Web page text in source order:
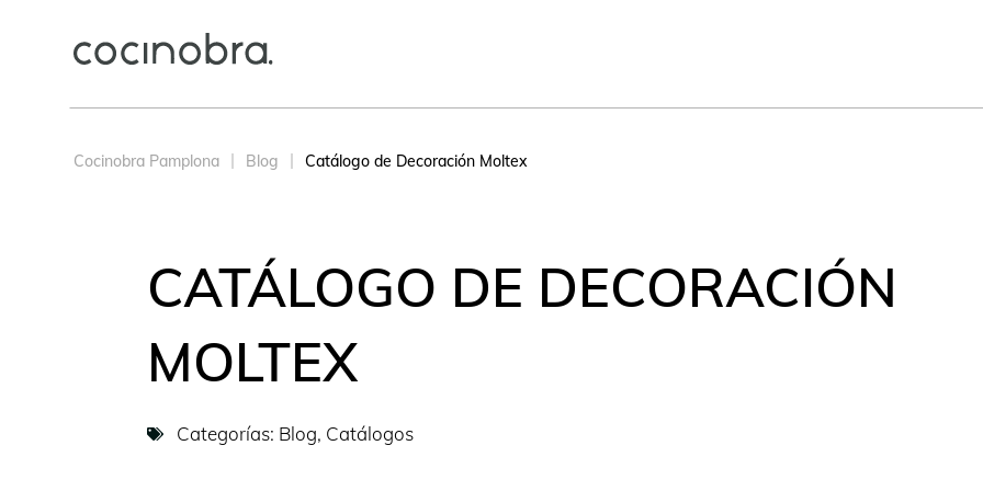
Cocinobra Pamplona Blog Catálogo de Decoración Moltex
CATÁLOGO DE DECORACIÓN
MOLTEX
Categorías: Blog, Catálogos